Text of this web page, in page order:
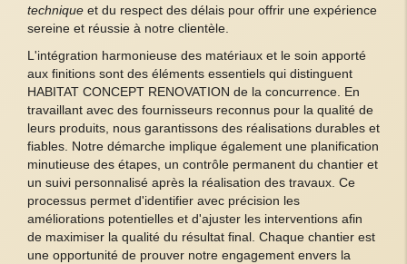
technique et du respect des délais pour offrir une expérience
sereine et réussie à notre clientèle.
L'intégration harmonieuse des matériaux et le soin apporté
aux finitions sont des éléments essentiels qui distinguent
HABITAT CONCEPT RENOVATION de la concurrence. En
travaillant avec des fournisseurs reconnus pour la qualité de
leurs produits, nous garantissons des réalisations durables et
fiables. Notre démarche implique également une planification
minutieuse des étapes, un contrôle permanent du chantier et
un suivi personnalisé après la réalisation des travaux. Ce
processus permet d'identifier avec précision les
améliorations potentielles et d'ajuster les interventions afin
de maximiser la qualité du résultat final. Chaque chantier est
une opportunité de prouver notre engagement envers la